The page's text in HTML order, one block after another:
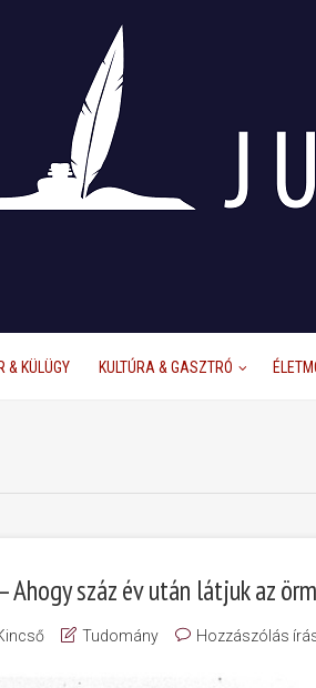
& KÜLÜGY KULTÚRA & GASZTRÓ
száz év után látjuk az
Tudomány Hozzászólás